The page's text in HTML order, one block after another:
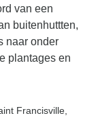
van een
buitenhuttten,
naar onder
plantages en
Francisville